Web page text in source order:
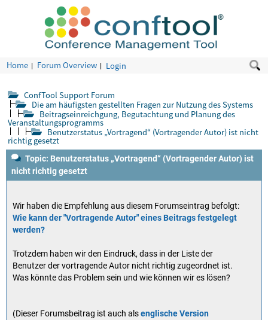
Home Forum Overview Login
ConfTool Support Forum
Die am häufigsten gestellten Fragen zur Nutzung des Systems
Beitragseinreichgung, Begutachtung und Planung des
Veranstaltungsprogramms
Benutzerstatus „Vortragend“ (Vortragender Autor) ist nicht
richtig gesetzt
Topic: Benutzerstatus „Vortragend“ (Vortragender Autor) ist
nicht richtig gesetzt
Wir haben die Empfehlung aus diesem Forumseintrag befolgt:
Wie kann der "Vortragende Autor" eines Beitrags festgelegt
werden?
Trotzdem haben wir den Eindruck, dass in der Liste der
Benutzer der vortragende Autor nicht richtig zugeordnet ist.
Was könnte das Problem sein und wie können wir es lösen?
(Dieser Forumsbeitrag ist auch alsenglische Version